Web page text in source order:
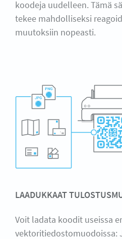
koodeja uudelleen. Tämä
tekee mahdolliseksi
muutoksiin nopeasti.
LAADUKKAAT
Voit ladata koodit useissa
vektoritiedostomuodoissa: